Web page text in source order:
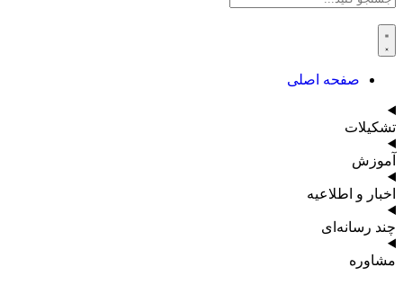
صفحه اصلی
تشکیلات
آموزش
اخبار و اطلاعیه
چند رسانه‌ای
مشاوره